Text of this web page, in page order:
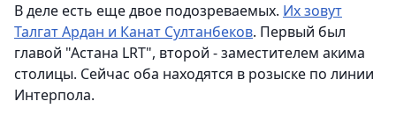
В деле есть еще двое подозреваемых. Их зовут
Талгат Ардан и Канат Султанбеков. Первый был
главой "Астана LRT", второй - заместителем акима
столицы. Сейчас оба находятся в розыске по линии
Интерпола.